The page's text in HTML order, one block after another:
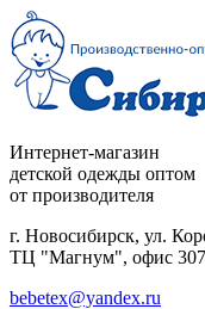
Интернет-магазин
детской одежды оптом
от производителя
г. Новосибирск, ул.
ТЦ "Магнум", офис 307
bebetex@yandex.ru